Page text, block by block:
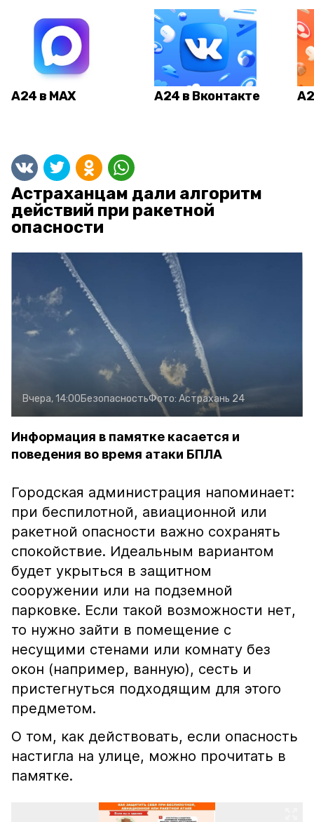
А24 в MAX А24 в Вконтакте
Астраханцам дали алгоритм
действий при ракетной
опасности
Вчера, 14:00БезопасностьФото: Астрахань 24
Информация в памятке касается и
поведения во время атаки БПЛА
Городская администрация напоминает:
при беспилотной, авиационной или
ракетной опасности важно сохранять
спокойствие. Идеальным вариантом
будет укрыться в защитном
сооружении или на подземной
парковке. Если такой возможности нет,
то нужно зайти в помещение с
несущими стенами или комнату без
окон (например, ванную), сесть и
пристегнуться подходящим для этого
предметом.
О том, как действовать, если опасность
настигла на улице, можно прочитать в
памятке.